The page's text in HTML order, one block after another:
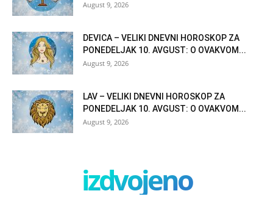
August 9, 2026
DEVICA – VELIKI DNEVNI HOROSKOP ZA
PONEDELJAK 10. AVGUST: O OVAKVOM...
August 9, 2026
LAV – VELIKI DNEVNI HOROSKOP ZA
PONEDELJAK 10. AVGUST: O OVAKVOM...
August 9, 2026
izdvojeno